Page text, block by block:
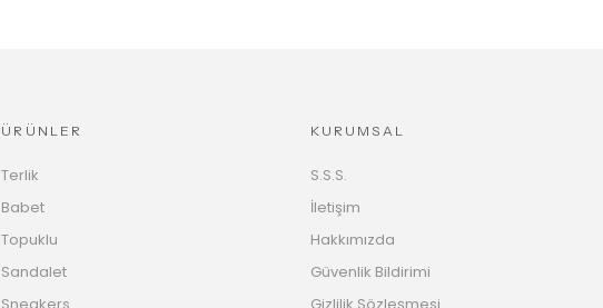
ÜRÜNLER
Terlik
Babet
Topuklu
Sandalet
KURUMSAL
S.S.S.
İletişim
Hakkımızda
Güvenlik Bildirimi